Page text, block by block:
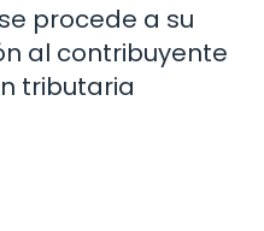
procede a su
al contribuyente
tributaria